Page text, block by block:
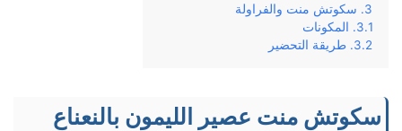
سكوتش منت والفراولة
المكونات
طريقة التحضير
سكوتش منت عصير الليمون بالنعناع